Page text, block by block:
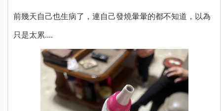
前幾天自己也生病了，連自己發燒暈暈的都不知道，以為
只是太累....